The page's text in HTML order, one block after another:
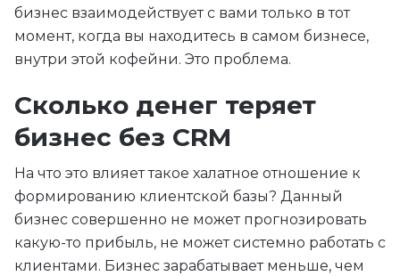
бизнес взаимодействует с вами только в тот
момент, когда вы находитесь в самом бизнесе,
внутри этой кофейни. Это проблема.
Сколько денег теряет
бизнес без CRM
На что это влияет такое халатное отношение к
формированию клиентской базы? Данный
бизнес совершенно не может прогнозировать
какую-то прибыль, не может системно работать с
клиентами. Бизнес зарабатывает меньше, чем